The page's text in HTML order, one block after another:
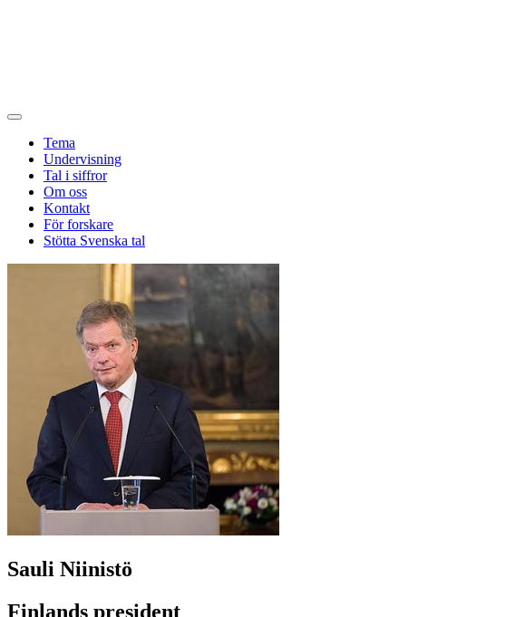
Tema
Undervisning
Tal i siffror
Om oss
Kontakt
För forskare
Stötta Svenska tal
Sauli Niinistö
Finlands president